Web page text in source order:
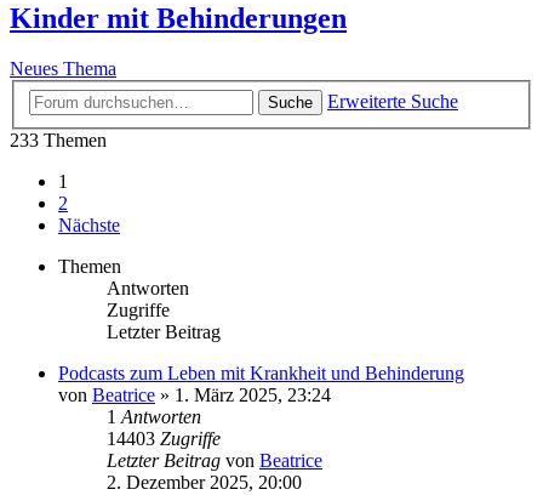
Kinder mit Behinderungen
Neues Thema
Suche
Erweiterte Suche
233 Themen
1
2
Nächste
Themen
Antworten
Zugriffe
Letzter Beitrag
Podcasts zum Leben mit Krankheit und Behinderung
von Beatrice » 1. März 2025, 23:24
1 Antworten
14403 Zugriffe
Letzter Beitrag von Beatrice
2. Dezember 2025, 20:00